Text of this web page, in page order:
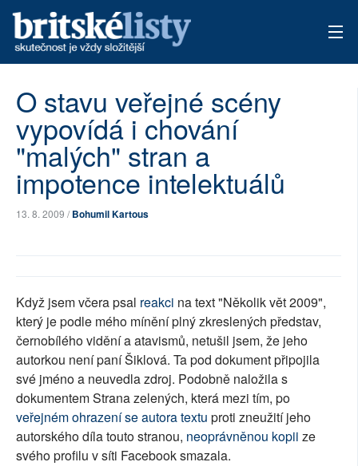
TÉMATA
AUTOŘI
O stavu veřejné scény
vypovídá i chování
"malých" stran a
impotence intelektuálů
13. 8. 2009 /Bohumil Kartous
Když jsem včera psal reakci na text "Několik vět 2009",
který je podle mého mínění plný zkreslených představ,
černobílého vidění a atavismů, netušil jsem, že jeho
autorkou není paní Šiklová. Ta pod dokument připojila
své jméno a neuvedla zdroj. Podobně naložila s
dokumentem Strana zelených, která mezi tím, po
veřejném ohrazení se autora textu proti zneužití jeho
autorského díla touto stranou, neoprávněnou kopii ze
svého profilu v síti Facebook smazala.